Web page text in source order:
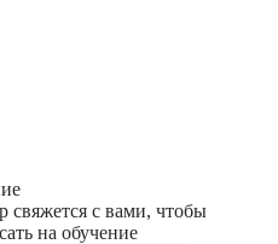
свяжется с вами, чтобы
на обучение